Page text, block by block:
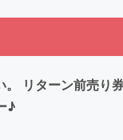
リターン前売り
♪